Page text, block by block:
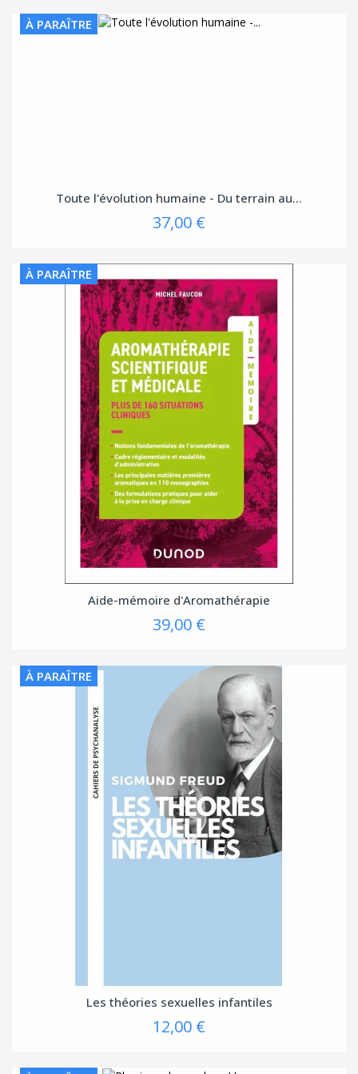
À PARAÎTRE
Toute l'évolution humaine - Du terrain au...
37,00 €
À PARAÎTRE
Aide-mémoire d'Aromathérapie
39,00 €
À PARAÎTRE
Les théories sexuelles infantiles
12,00 €